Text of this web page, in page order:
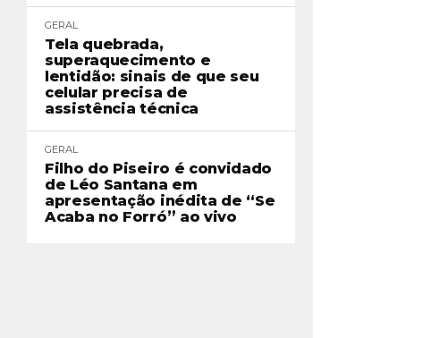
GERAL
Tela quebrada,
superaquecimento e
lentidão: sinais de que seu
celular precisa de
assistência técnica
GERAL
Filho do Piseiro é convidado
de Léo Santana em
apresentação inédita de “Se
Acaba no Forró” ao vivo